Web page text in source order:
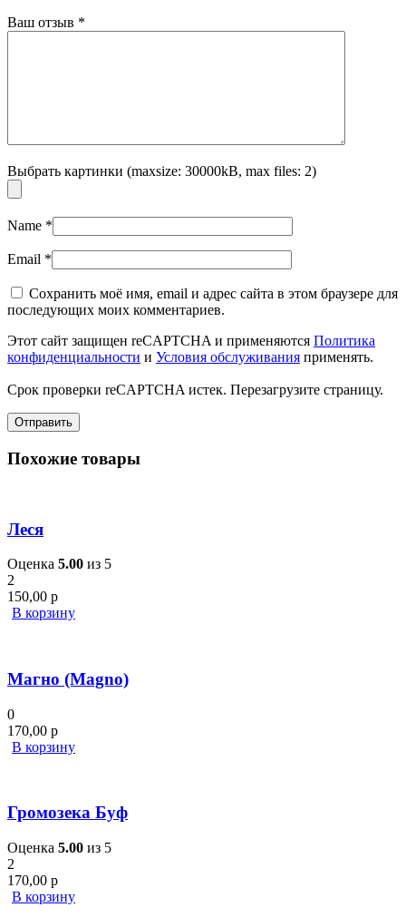
Ваш отзыв *
Выбрать картинки (maxsize: 30000kB, max files: 2)
Name *
Email *
Сохранить моё имя, email и адрес сайта в этом браузере для
последующих моих комментариев.
Этот сайт защищен reCAPTCHA и применяются Политика
конфиденциальности и Условия обслуживания применять.
Срок проверки reCAPTCHA истек. Перезагрузите страницу.
Похожие товары
Леся
Оценка 5.00 из 5
2
150,00 р
В корзину
Магно (Magno)
0
170,00 р
В корзину
Громозека Буф
Оценка 5.00 из 5
2
170,00 р
В корзину